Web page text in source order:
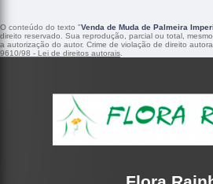
O conteúdo do texto "Venda de Muda de Palmeira
direito reservado. Sua reprodução, parcial ou total,
a autorização do autor. Crime de violação de direito
9610/98 - Lei de direitos autorais